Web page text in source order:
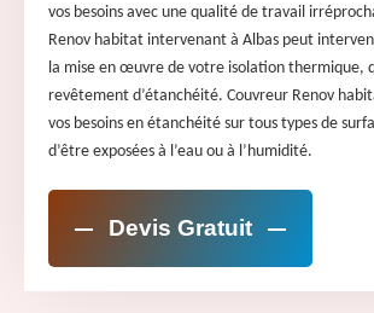
vos besoins avec une qualité de travail
Renov habitat intervenant à Albas peut
la mise en œuvre de votre isolation thermique,
revêtement d’étanchéité. Couvreur Renov
vos besoins en étanchéité sur tous types de
d’être exposées à l’eau ou à l’humidité.
Devis Gratuit